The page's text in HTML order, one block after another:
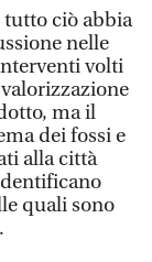
tutto ciò abbia
nelle
volti
ma il
dei fossi e
alla città
quali sono